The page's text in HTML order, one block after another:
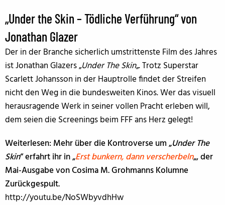
„Under the Skin – Tödliche Verführung“ von
Jonathan Glazer
Der in der Branche sicherlich umstrittenste Film des Jahres
ist Jonathan Glazers „Under The Skin„. Trotz Superstar
Scarlett Johansson in der Hauptrolle findet der Streifen
nicht den Weg in die bundesweiten Kinos. Wer das visuell
herausragende Werk in seiner vollen Pracht erleben will,
dem seien die Screenings beim FFF ans Herz gelegt!
Weiterlesen: Mehr über die Kontroverse um „Under The
Skin“ erfahrt ihr in „Erst bunkern, dann verscherbeln„, der
Mai-Ausgabe von Cosima M. Grohmanns Kolumne
Zurückgespult.
http://youtu.be/NoSWbyvdhHw